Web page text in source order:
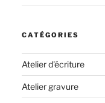
CATÉGORIES
Atelier d'écriture
Atelier gravure